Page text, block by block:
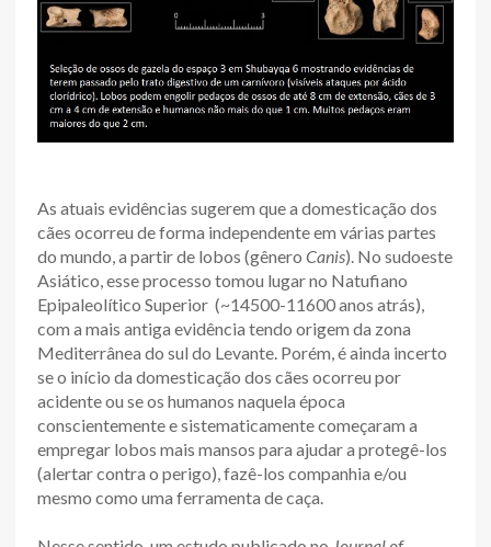
As atuais evidências sugerem que a domesticação dos
cães ocorreu de forma independente em várias partes
do mundo, a partir de lobos (gênero Canis). No sudoeste
Asiático, esse processo tomou lugar no Natufiano
Epipaleolítico Superior (~14500-11600 anos atrás),
com a mais antiga evidência tendo origem da zona
Mediterrânea do sul do Levante. Porém, é ainda incerto
se o início da domesticação dos cães ocorreu por
acidente ou se os humanos naquela época
conscientemente e sistematicamente começaram a
empregar lobos mais mansos para ajudar a protegê-los
(alertar contra o perigo), fazê-los companhia e/ou
mesmo como uma ferramenta de caça.